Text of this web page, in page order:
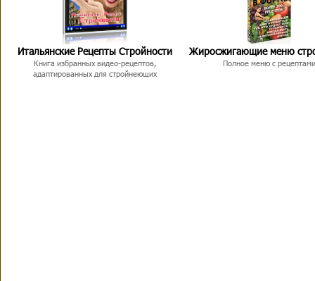
Итальянские Рецепты Стройности
Книга избранных видео-рецептов,
адаптированных для стройнеющих
Жиросжигающие меню
Полное меню с рецептами